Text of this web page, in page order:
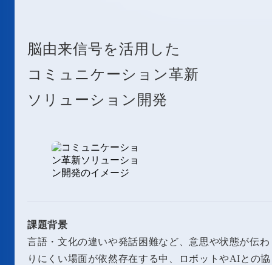
脳由来信号を活用した
コミュニケーション革新
ソリューション開発
課題背景
言語・文化の違いや発話困難など、意思や状態が伝わ
りにくい場面が依然存在する中、ロボットやAIとの協